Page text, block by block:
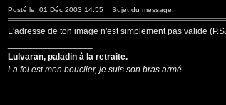
Posté le: 01 Déc 2003 14:55 Sujet du message:
L'adresse de ton image n'est simplement pas valide
Lulvaran, paladin à la retraite.
La foi est mon bouclier, je suis son bras armé